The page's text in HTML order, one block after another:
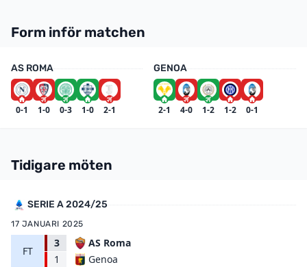
Form inför matchen
AS ROMA
0-1 1-0 0-3 1-0 2-1
GENOA
2-1 4-0 1-2 1-2 0-1
Tidigare möten
SERIE A 2024/25
17 JANUARI 2025
FT
3
1
AS Roma
Genoa